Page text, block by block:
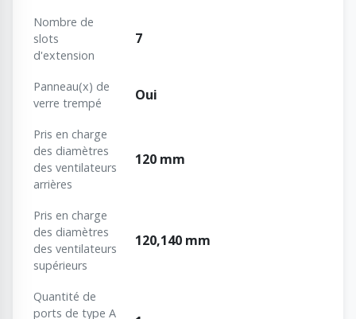
Nombre de
slots
d'extension
7
Panneau(x) de
verre trempé
Oui
Pris en charge
des diamètres
des ventilateurs
arrières
120 mm
Pris en charge
des diamètres
des ventilateurs
supérieurs
120,140 mm
Quantité de
ports de type A